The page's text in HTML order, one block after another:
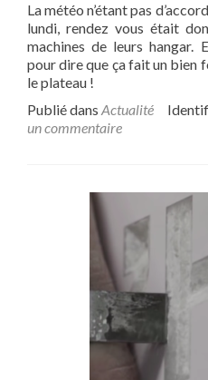
La météo n’étant pas
lundi, rendez vous était
machines de leurs hangar.
pour dire que ça fait un bien
le plateau !
Publié dans Actualité
un commentaire